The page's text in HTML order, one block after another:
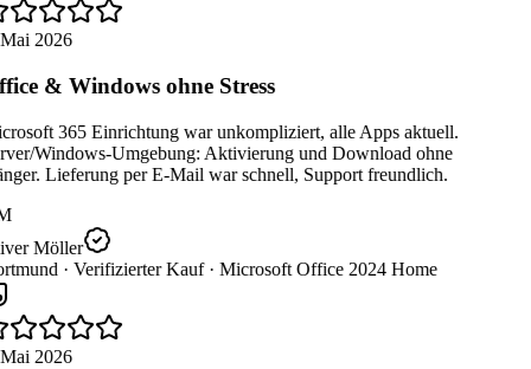
2026
& Windows ohne Stress
365 Einrichtung war unkompliziert, alle Apps aktuell.
Windows-Umgebung: Aktivierung und Download ohne
Lieferung per E-Mail war schnell, Support freundlich.
Möller
· Verifizierter Kauf · Microsoft Office 2024 Home
2026